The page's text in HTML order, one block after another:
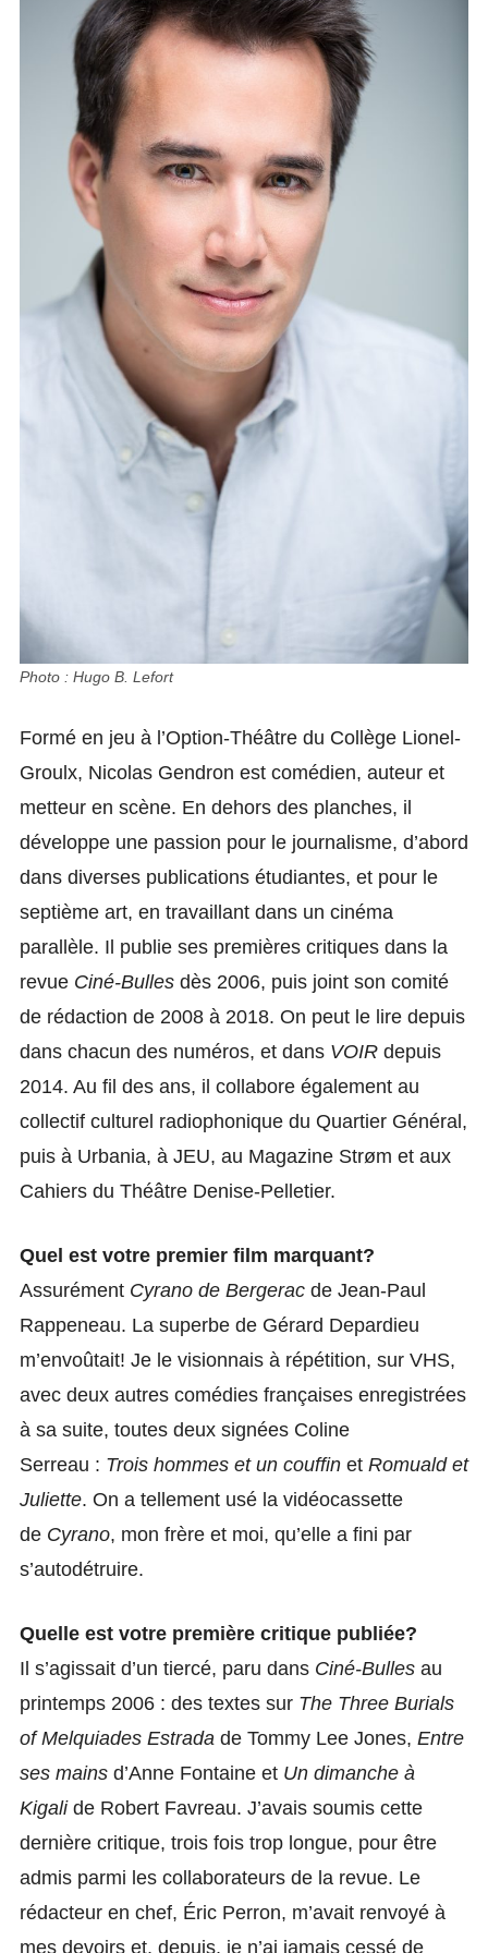
CONTACT
PARTENAIRES
Photo : Hugo B. Lefort
Formé en jeu à l’Option-Théâtre du Collège Lionel-
Groulx, Nicolas Gendron est comédien, auteur et
metteur en scène. En dehors des planches, il
développe une passion pour le journalisme, d’abord
dans diverses publications étudiantes, et pour le
septième art, en travaillant dans un cinéma
parallèle. Il publie ses premières critiques dans la
revue Ciné-Bullesdès 2006, puis joint son comité
de rédaction de 2008 à 2018. On peut le lire depuis
dans chacun des numéros, et dans VOIRdepuis
2014. Au fil des ans, il collabore également au
collectif culturel radiophonique du Quartier Général,
puis à Urbania, à JEU, au Magazine Strøm et aux
Cahiers du Théâtre Denise-Pelletier.
Quel est votre premier film marquant?
Assurément Cyrano de Bergeracde Jean-Paul
Rappeneau. La superbe de Gérard Depardieu
m’envoûtait! Je le visionnais à répétition, sur VHS,
avec deux autres comédies françaises enregistrées
à sa suite, toutes deux signées Coline
Serreau : Trois hommes et un couffinet Romuald et
Juliette. On a tellement usé la vidéocassette
de Cyrano, mon frère et moi, qu’elle a fini par
s’autodétruire.
Quelle est votre première critique publiée?
Il s’agissait d’un tiercé, paru dans Ciné-Bullesau
printemps 2006 : des textes sur The Three Burials
of Melquiades Estradade Tommy Lee Jones, Entre
ses mainsd’Anne Fontaine et Un dimanche à
Kigalide Robert Favreau. J’avais soumis cette
dernière critique, trois fois trop longue, pour être
admis parmi les collaborateurs de la revue. Le
rédacteur en chef, Éric Perron, m’avait renvoyé à
mes devoirs et, depuis, je n’ai jamais cessé de